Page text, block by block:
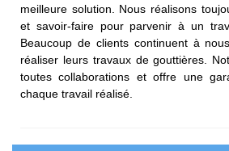
meilleure solution. Nous réalisons
et savoir-faire pour parvenir à un
Beaucoup de clients continuent à
réaliser leurs travaux de gouttières.
toutes collaborations et offre une
chaque travail réalisé.